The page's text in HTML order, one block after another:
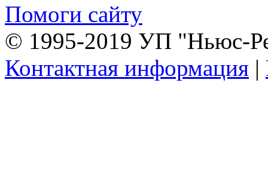
Помоги сайту
© 1995-2019 УП "Ньюс-
Контактная информация |